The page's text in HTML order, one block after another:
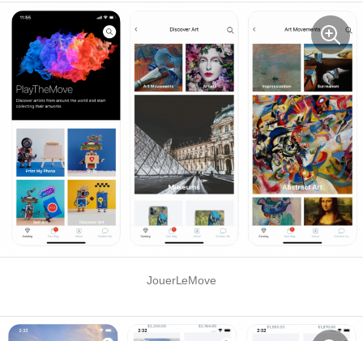
JouerLeMove